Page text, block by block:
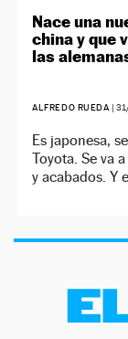
Nace una
china y que
las
ALFREDO RUEDA |
Es japonesa,
Toyota. Se va
y acabados. Y